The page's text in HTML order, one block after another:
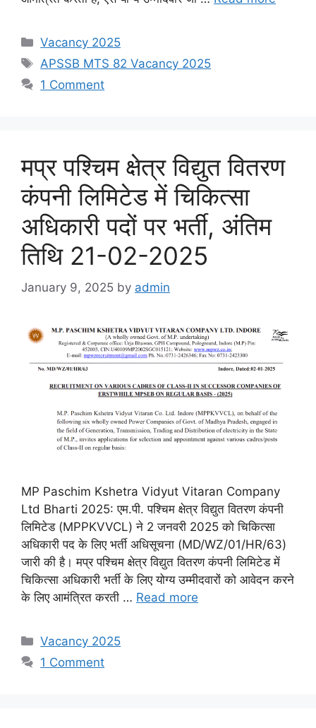
Categories
Vacancy 2025
Tags
APSSB MTS 82 Vacancy 2025
1 Comment
मप्र पश्चिम क्षेत्र विद्युत वितरण
कंपनी लिमिटेड में चिकित्सा
अधिकारी पदों पर भर्ती, अंतिम
तिथि 21-02-2025
January 9, 2025 by admin
MP Paschim Kshetra Vidyut Vitaran Company
Ltd Bharti 2025: एम.पी. पश्चिम क्षेत्र विद्युत वितरण कंपनी
लिमिटेड (MPPKVVCL) ने 2 जनवरी 2025 को चिकित्सा
अधिकारी पद के लिए भर्ती अधिसूचना (MD/WZ/01/HR/63)
जारी की है। मप्र पश्चिम क्षेत्र विद्युत वितरण कंपनी लिमिटेड में
चिकित्सा अधिकारी भर्ती के लिए योग्य उम्मीदवारों को आवेदन करने
के लिए आमंत्रित करती … Read more
Categories
Vacancy 2025
1 Comment